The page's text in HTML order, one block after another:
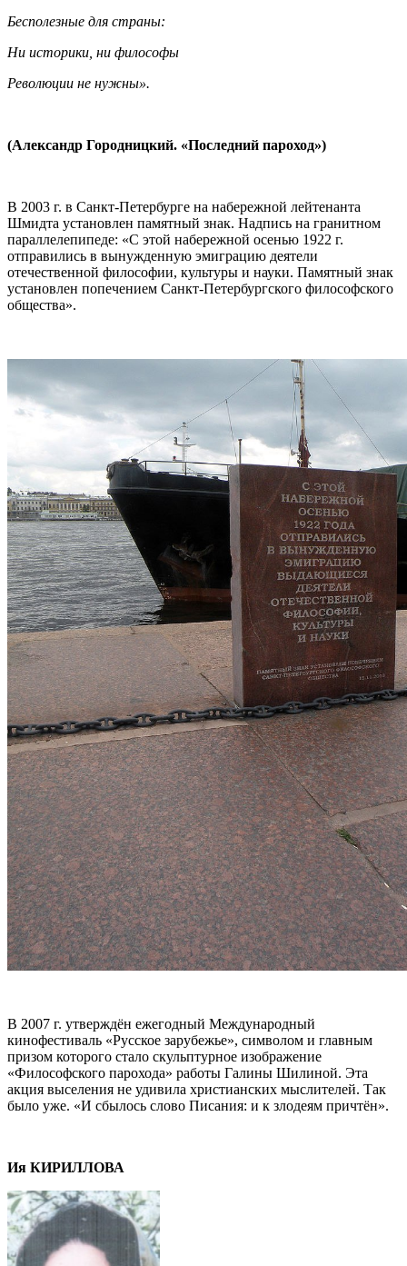
Бесполезные для страны:
Ни историки, ни философы
Революции не нужны».
(Александр Городницкий. «Последний пароход»)
В 2003 г. в Санкт-Петербурге на набережной лейтенанта
Шмидта установлен памятный знак. Надпись на гранитном
параллелепипеде: «С этой набережной осенью 1922 г.
отправились в вынужденную эмиграцию деятели
отечественной философии, культуры и науки. Памятный знак
установлен попечением Санкт-Петербургского философского
общества».
В 2007 г. утверждён ежегодный Международный
кинофестиваль «Русское зарубежье», символом и главным
призом которого стало скульптурное изображение
«Философского парохода» работы Галины Шилиной. Эта
акция выселения не удивила христианских мыслителей. Так
было уже. «И сбылось слово Писания: и к злодеям причтён».
Ия КИРИЛЛОВА